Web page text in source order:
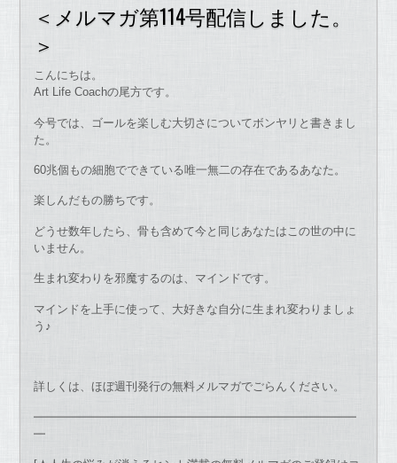
＜メルマガ第114号配信しました。
＞
こんにちは。
Art Life Coachの尾方です。
今号では、ゴールを楽しむ大切さについてボンヤリと書きまし
た。
60兆個もの細胞でできている唯一無二の存在であるあなた。
楽しんだもの勝ちです。
どうせ数年したら、骨も含めて今と同じあなたはこの世の中に
いません。
生まれ変わりを邪魔するのは、マインドです。
マインドを上手に使って、大好きな自分に生まれ変わりましょ
う♪
詳しくは、ほぼ週刊発行の無料メルマガでごらんください。
━━━━━━━━━━━━━━━━━━━━━━━━━━━━
━